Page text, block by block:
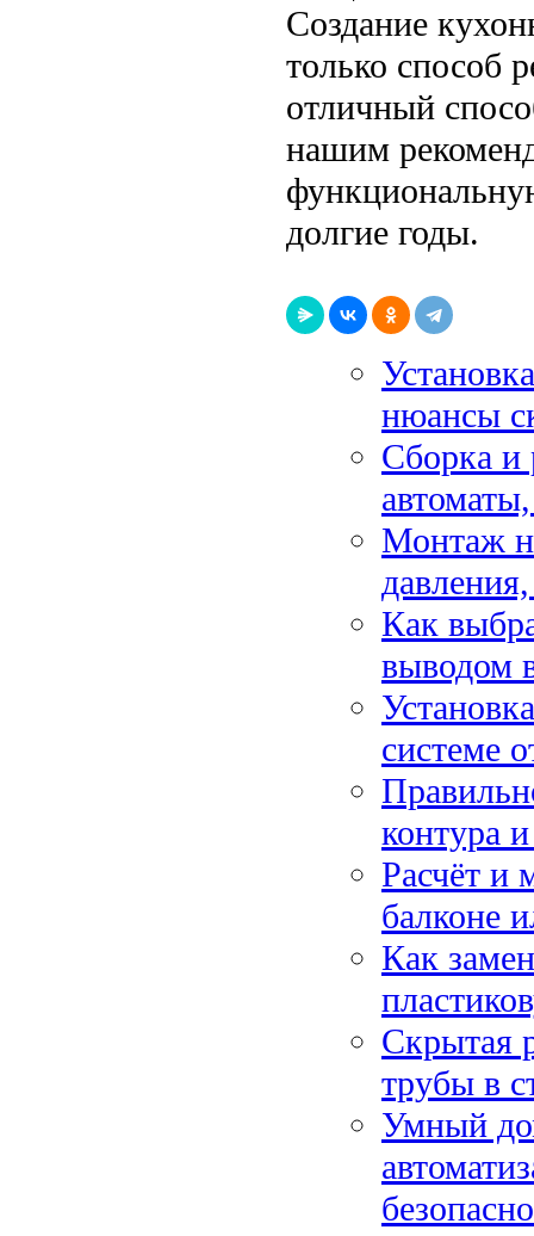
Создание
только способ
отличный
нашим
долгие годы.
нюансы
Сборка и
Монтаж
Как
выводом
системе
контура
Расчёт и
балконе
Как
Скрытая
трубы в
Умный